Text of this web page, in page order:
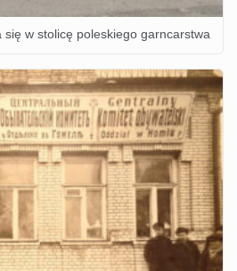
się w stolicę poleskiego garncarstwa